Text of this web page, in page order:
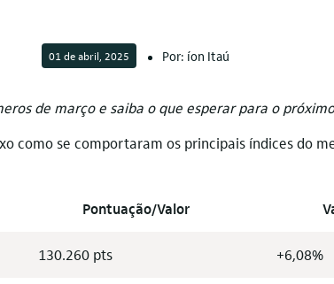
01 de abril, 2025 Por: íon Itaú
de março e saiba o que esperar para o
como se comportaram os principais índices do
Pontuação/Valor
130.260 pts +6,08%